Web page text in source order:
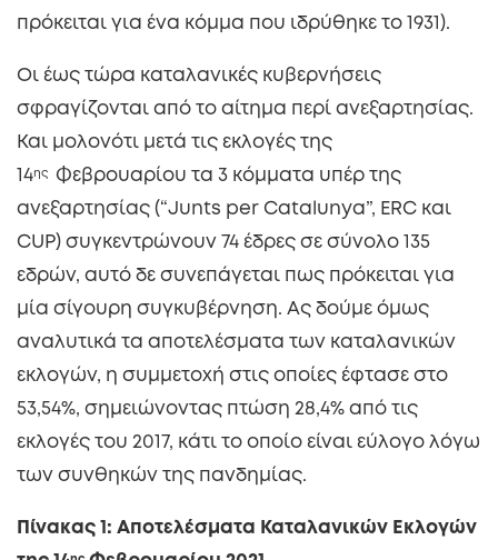
πρόκειται για ένα κόμμα που ιδρύθηκε το 1931).
Οι έως τώρα καταλανικές κυβερνήσεις
σφραγίζονται από το αίτημα περί ανεξαρτησίας.
Και μολονότι μετά τις εκλογές της
14ης
Φεβρουαρίου τα 3 κόμματα υπέρ της
ανεξαρτησίας (“Junts per Catalunya”, ERC και
CUP) συγκεντρώνουν 74 έδρες σε σύνολο 135
εδρών, αυτό δε συνεπάγεται πως πρόκειται για
μία σίγουρη συγκυβέρνηση. Ας δούμε όμως
αναλυτικά τα αποτελέσματα των καταλανικών
εκλογών, η συμμετοχή στις οποίες έφτασε στο
53,54%, σημειώνοντας πτώση 28,4% από τις
εκλογές του 2017, κάτι το οποίο είναι εύλογο λόγω
των συνθηκών της πανδημίας.
Πίνακας 1: Αποτελέσματα Καταλανικών Εκλογών